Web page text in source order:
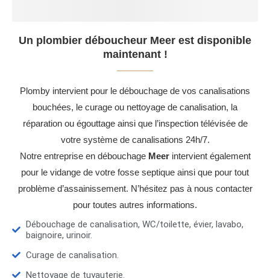
Un plombier déboucheur Meer est disponible
maintenant !
Plomby intervient pour le débouchage de vos canalisations
bouchées, le curage ou nettoyage de canalisation, la
réparation ou égouttage ainsi que l’inspection télévisée de
votre système de canalisations 24h/7.
Notre entreprise en débouchage Meerintervient également
pour le vidange de votre fosse septique ainsi que pour tout
problème d’assainissement. N’hésitez pas à nous contacter
pour toutes autres informations.
Débouchage de canalisation, WC/toilette, évier, lavabo,
baignoire, urinoir.
Curage de canalisation.
Nettoyage de tuyauterie.